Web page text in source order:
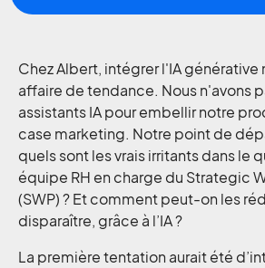
Chez Albert, intégrer l'IA générative
affaire de tendance. Nous n'avons
assistants IA pour embellir notre
case marketing. Notre point de
quels sont les vrais irritants dans le
équipe RH en charge du Strategic
(SWP) ? Et comment peut-on les
disparaître, grâce à l’IA ?
La première tentation aurait été